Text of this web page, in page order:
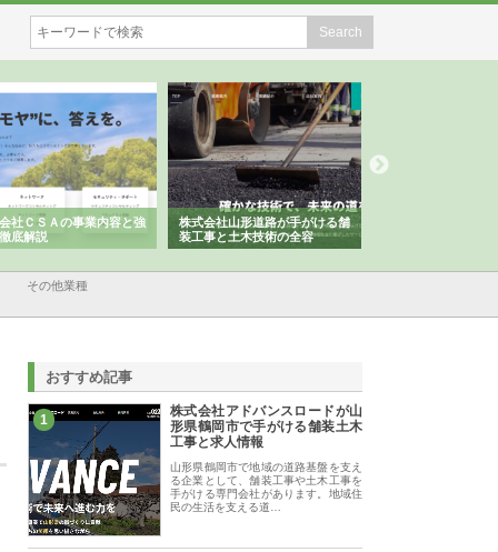
社ＣＳＡの事業内容と強
底解説
株式会社山形道路が手がける舗
装工事と土木技術の全容
その他業種
おすすめ記事
1
株式会社アドバンスロードが山
形県鶴岡市で手がける舗装土木
工事と求人情報
山形県鶴岡市で地域の道路基盤を支え
る企業として、舗装工事や土木工事を
手がける専門会社があります。地域住
民の生活を支える道…